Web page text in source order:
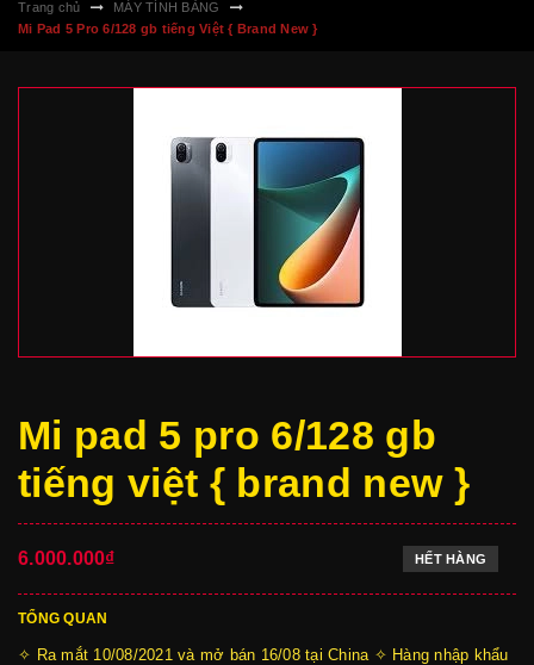
Trang chủ
MÁY TÍNH BẢNG
Mi Pad 5 Pro 6/128 gb tiếng Việt { Brand New }
Mi pad 5 pro 6/128 gb
tiếng việt { brand new }
6.000.000₫ HẾT HÀNG
TỔNG QUAN
✧ Ra mắt 10/08/2021 và mở bán 16/08 tại China ✧ Hàng nhập khẩu